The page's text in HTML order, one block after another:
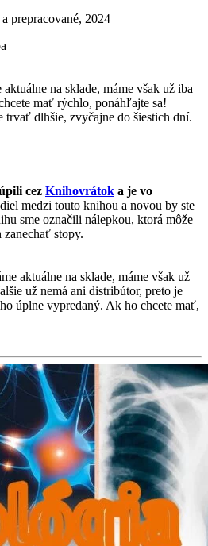
prepracované, 2024
na sklade, máme však už iba
mať rýchlo, ponáhľajte sa!
trvať dlhšie, zvyčajne do šiestich dní.
cez Knihovrátok a je vo
medzi touto knihou a novou by ste
sme označili nálepkou, ktorá môže
stopy.
aktuálne na sklade, máme však už
už nemá ani distribútor, preto je
úplne vypredaný. Ak ho chcete mať,